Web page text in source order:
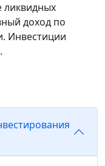
ликвидных
доход по
Инвестиции